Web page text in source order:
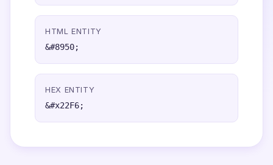
HTML ENTITY
&#8950;
HEX ENTITY
&#x22F6;